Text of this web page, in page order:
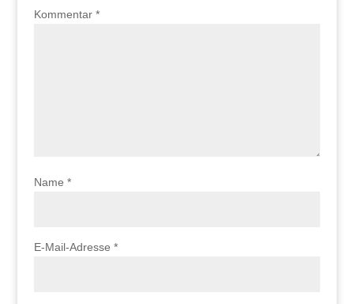
Kommentar *
Name *
E-Mail-Adresse *